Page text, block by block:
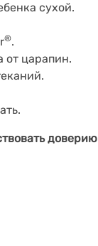
сухой.
®.
от царапин.
доверию